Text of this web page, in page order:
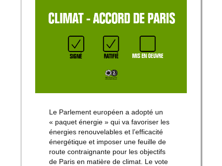
Le Parlement européen a adopté un
« paquet énergie » qui va favoriser les
énergies renouvelables et l’efficacité
énergétique et imposer une feuille de
route contraignante pour les objectifs
de Paris en matière de climat. Le vote